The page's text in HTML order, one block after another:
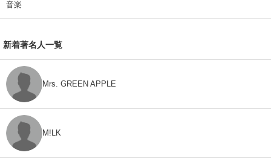
音楽
新着著名人一覧
Mrs. GREEN APPLE
M!LK